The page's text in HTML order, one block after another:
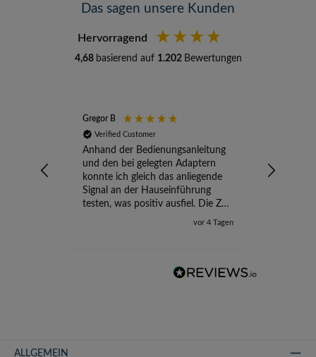
Das sagen unsere Kunden
Hervorragend
4,68 basierend auf 1.202 Bewertungen
Gregor B
Verified Customer
Anhand der Bedienungsanleitung
und den bei gelegten Adaptern
konnte ich gleich das anliegende
Signal an der Hauseinführung
testen, was positiv ausfiel. Die Zeit
der Ungewissheit ist jetzt vorbei,
vor 4 Tagen
ALLGEMEIN